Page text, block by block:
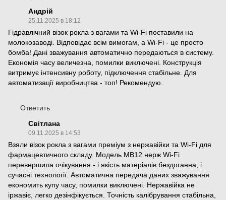
Андрій
25.11.2025 в 18:12
Гідравлічний візок рокла з вагами та Wi-Fi поставили на
молокозаводі. Відповідає всім вимогам, а Wi-Fi - це просто
бомба! Дані зважування автоматично передаються в систему.
Економія часу величезна, помилки виключені. Конструкція
витримує інтенсивну роботу, підключення стабільне. Для
автоматизації виробництва - топ! Рекомендую.
Ответить
Світлана
09.11.2025 в 14:53
Взяли візок рокла з вагами преміум з нержавійки та Wi-Fi для
фармацевтичного складу. Модель МВ12 нерж Wi-Fi
перевершила очікування - і якість матеріалів бездоганна, і
сучасні технології. Автоматична передача даних зважування
економить купу часу, помилки виключені. Нержавійка не
іржавіє, легко дезінфікується. Точність калібрування стабільна,